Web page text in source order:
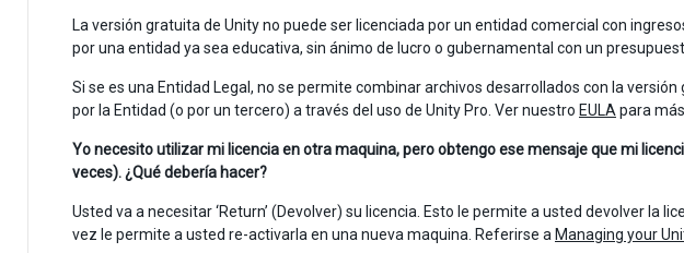
La versión gratuita de Unity no puede ser licenciada por un entidad comercial con
por una entidad ya sea educativa, sin ánimo de lucro o gubernamental con un
Si se es una Entidad Legal, no se permite combinar archivos desarrollados con la
por la Entidad (o por un tercero) a través del uso de Unity Pro. Ver nuestro EULA para
Yo necesito utilizar mi licencia en otra maquina, pero obtengo ese mensaje que mi
veces). ¿Qué debería hacer?
Usted va a necesitar ‘Return’ (Devolver) su licencia. Esto le permite a usted devolver la
vez le permite a usted re-activarla en una nueva maquina. Referirse a Managing your